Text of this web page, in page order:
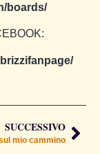
boards/
SUCCESSIVO
mio cammino